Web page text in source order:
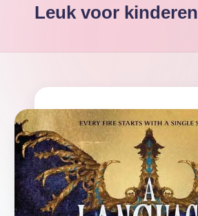
Leuk voor kinderen